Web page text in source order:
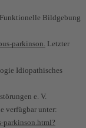
Bildgebung
parkinson. Letzter
Idiopathisches
e. V.
verfügbar unter:
parkinson.html?